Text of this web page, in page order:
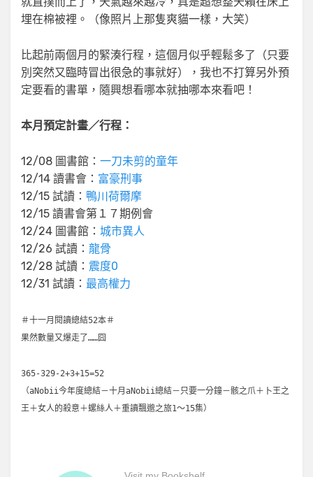
埋在棉被裡。（像照片上那隻爽貓一樣，大笑）
比起前兩個月的緊湊行程，這個月似乎輕鬆多了（只要
別突然又臨時冒出很急的事就好），我也不打算另外預
定要看的書單，隨興想看哪本就抽哪本來看吧！
本月預定計畫／行程：
12/08 圖書館： 一刀未剪的童年
12/14 讀書會： 富豪刑事
12/15 試讀： 鴨川荷爾摩
12/15 讀書會第１７期例會
12/24 圖書館： 城市異人
12/26 試讀： 龍骨
12/28 試讀： 震度0
12/31 試讀： 最高權力
＃十一月閱讀總結52本＃
果然數量又爆走了……囧
365-329-2+3+15=52
（aNobii今年度總結－十月aNobii總結－只要一分鐘－骸之爪＋卜王之
王＋女人的殺意＋螺絲人＋重讀飄邈之旅1～15集）